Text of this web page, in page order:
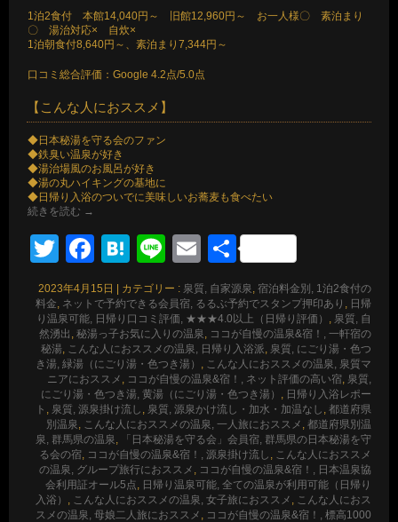
1泊2食付 本館14,040円～ 旧館12,960円～ お一人様〇 素泊まり
〇 湯治対応× 自炊×
1泊朝食付8,640円～、素泊まり7,344円～
口コミ総合評価：Google 4.2点/5.0点
【こんな人におススメ】
◆日本秘湯を守る会のファン
◆鉄臭い温泉が好き
◆湯治場風のお風呂が好き
◆湯の丸ハイキングの基地に
◆日帰り入浴のついでに美味しいお蕎麦も食べたい
続きを読む →
TwitterFacebook
Hatena
LineEmail
共
有
2023年4月15日 | カテゴリー : 泉質, 自家源泉 宿泊料金別, 1泊2食付の
料金 ネットで予約できる会員宿, るるぶ予約でスタンプ押印あり
日帰
り温泉可能, 日帰り口コミ評価, ★★★4.0以上（日帰り評価）
泉質, 自
然湧出 秘湯っ子お気に入りの温泉
ココが自慢の温泉&宿！, 一軒宿の
秘湯
こんな人におススメの温泉, 日帰り入浴派 泉質, にごり湯・色つ
き湯, 緑湯（にごり湯・色つき湯）
こんな人におススメの温泉, 泉質マ
ニアにおススメ
ココが自慢の温泉&宿！, ネット評価の高い宿 泉質,
にごり湯・色つき湯, 黄湯（にごり湯・色つき湯）
日帰り入浴レポー
ト
泉質, 源泉掛け流し 泉質, 源泉かけ流し・加水・加温なし 都道府県
別温泉
こんな人におススメの温泉, 一人旅におススメ 都道府県別温
泉, 群馬県の温泉
「日本秘湯を守る会」会員宿, 群馬県の日本秘湯を守
る会の宿 ココが自慢の温泉&宿！, 源泉掛け流し
こんな人におススメ
の温泉, グループ旅行におススメ
ココが自慢の温泉&宿！, 日本温泉協
会利用証オール5点
日帰り温泉可能, 全ての温泉が利用可能（日帰り
入浴）
こんな人におススメの温泉, 女子旅におススメ
こんな人におス
スメの温泉, 母娘二人旅におススメ
ココが自慢の温泉&宿！, 標高1000